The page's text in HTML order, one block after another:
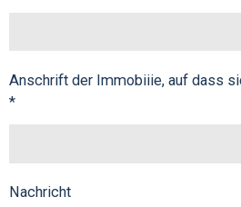
Anschrift der Immobiiie, auf dass
*
Nachricht